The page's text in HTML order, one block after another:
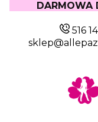
DARMOWA
516